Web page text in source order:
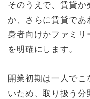
そのうえで、賃貸か
か、さらに賃貸であ
身者向けかファミリ
を明確にします。
開業初期は一人でこ
いため、取り扱う分